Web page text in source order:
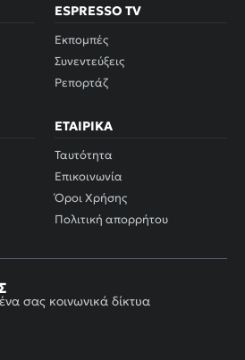
ESPRESSO TV
Εκπομπές
Συνεντεύξεις
Ρεπορτάζ
ΕΤΑΙΡΙΚΆ
Ταυτότητα
Επικοινωνία
Όροι Χρήσης
Πολιτική απορρήτου
σας κοινωνικά δίκτυα